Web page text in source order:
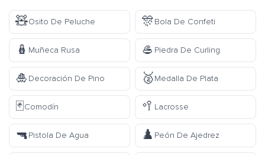
🧸Osito De Peluche 🎊Bola De Confeti
🪆 Muñeca Rusa 🥌 Piedra De Curling
🎍Decoración De Pino 🥈Medalla De Plata
🃏Comodín 🥍 Lacrosse
🔫Pistola De Agua ♟️ Peón De Ajedrez